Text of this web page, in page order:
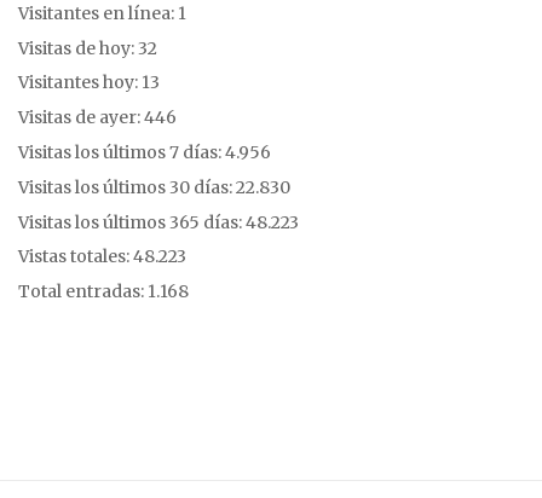
Visitantes en línea: 1
Visitas de hoy:32
Visitantes hoy: 13
Visitas de ayer:446
Visitas los últimos 7 días:4.956
Visitas los últimos 30 días:22.830
Visitas los últimos 365 días:48.223
Vistas totales:48.223
Total entradas: 1.168